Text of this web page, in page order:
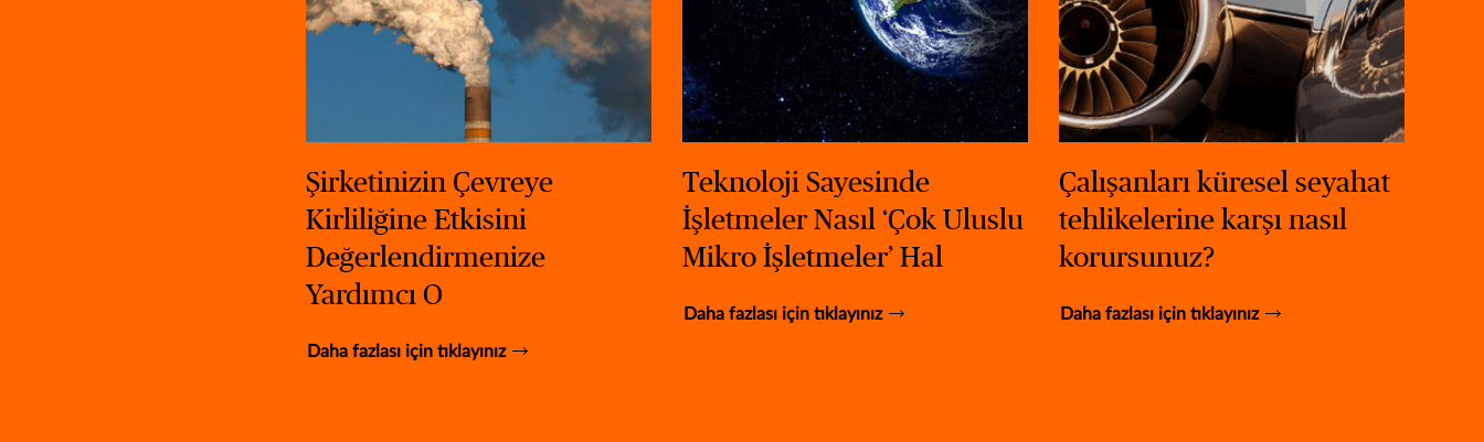
Şirketinizin Çevreye
Kirliliğine Etkisini
Değerlendirmenize
Yardımcı O
Daha fazlası için tıklayınız
Teknoloji Sayesinde
İşletmeler Nasıl ‘Çok Uluslu
Mikro İşletmeler’ Hal
Daha fazlası için tıklayınız
Çalışanları küresel seyahat
tehlikelerine karşı nasıl
korursunuz?
Daha fazlası için tıklayınız